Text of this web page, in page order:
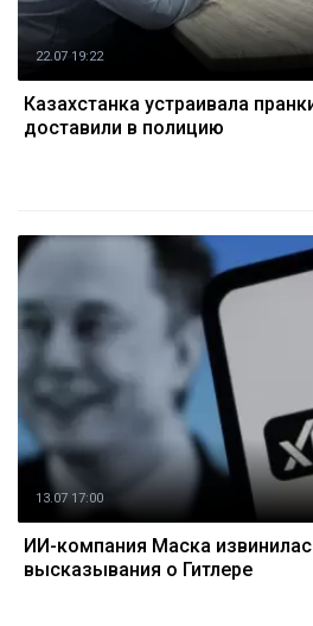
22.07 19:22
Казахстанка устраивала
доставили в полицию
13.07 17:00
ИИ-компания Маска
высказывания о Гитлере